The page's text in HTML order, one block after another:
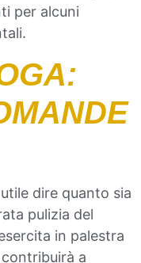
per alcuni
dire quanto sia
pulizia del
in palestra
a